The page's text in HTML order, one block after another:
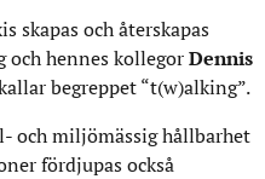
skapas och återskapas
hennes kollegorDennis
begreppet “t(w)alking”.
och miljömässig hållbarhet
fördjupas också